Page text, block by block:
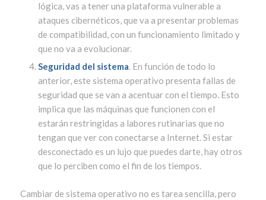
lógica, vas a tener una plataforma vulnerable a
ataques cibernéticos, que va a presentar problemas
de compatibilidad, con un funcionamiento limitado y
que no va a evolucionar.
Seguridad del sistema. En función de todo lo
anterior, este sistema operativo presenta fallas de
seguridad que se van a acentuar con el tiempo. Esto
implica que las máquinas que funcionen con el
estarán restringidas a labores rutinarias que no
tengan que ver con conectarse a Internet. Si estar
desconectado es un lujo que puedes darte, hay otros
que lo perciben como el fin de los tiempos.
Cambiar de sistema operativo no es tarea sencilla, pero